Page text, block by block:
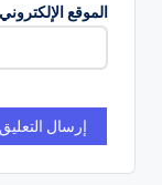
الموقع الإلكتروني